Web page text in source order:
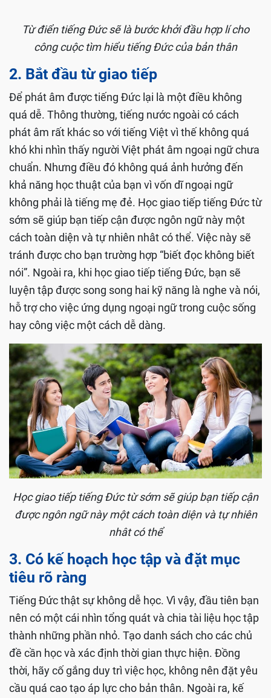
Từ điển tiếng Đức sẽ là bước khởi đầu hợp lí cho
công cuộc tìm hiểu tiếng Đức của bản thân
2. Bắt đầu từ giao tiếp
Để phát âm được tiếng Đức lại là một điều không
quá dễ. Thông thường, tiếng nước ngoài có cách
phát âm rất khác so với tiếng Việt vì thế không quá
khó khi nhìn thấy người Việt phát âm ngoại ngữ chưa
chuẩn. Nhưng điều đó không quá ảnh hưởng đến
khả năng học thuật của bạn vì vốn dĩ ngoại ngữ
không phải là tiếng mẹ đẻ. Học giao tiếp tiếng Đức từ
sớm sẽ giúp bạn tiếp cận được ngôn ngữ này một
cách toàn diện và tự nhiên nhât có thể. Việc này sẽ
tránh được cho bạn trường hợp “biết đọc không biết
nói”. Ngoài ra, khi học giao tiếp tiếng Đức, bạn sẽ
luyện tập được song song hai kỹ năng là nghe và nói,
hỗ trợ cho việc ứng dụng ngoại ngữ trong cuộc sống
hay công việc một cách dễ dàng.
Học giao tiếp tiếng Đức từ sớm sẽ giúp bạn tiếp cận
được ngôn ngữ này một cách toàn diện và tự nhiên
nhât có thể
3. Có kế hoạch học tập và đặt mục
tiêu rõ ràng
Tiếng Đức thật sự không dễ học. Vì vậy, đầu tiên bạn